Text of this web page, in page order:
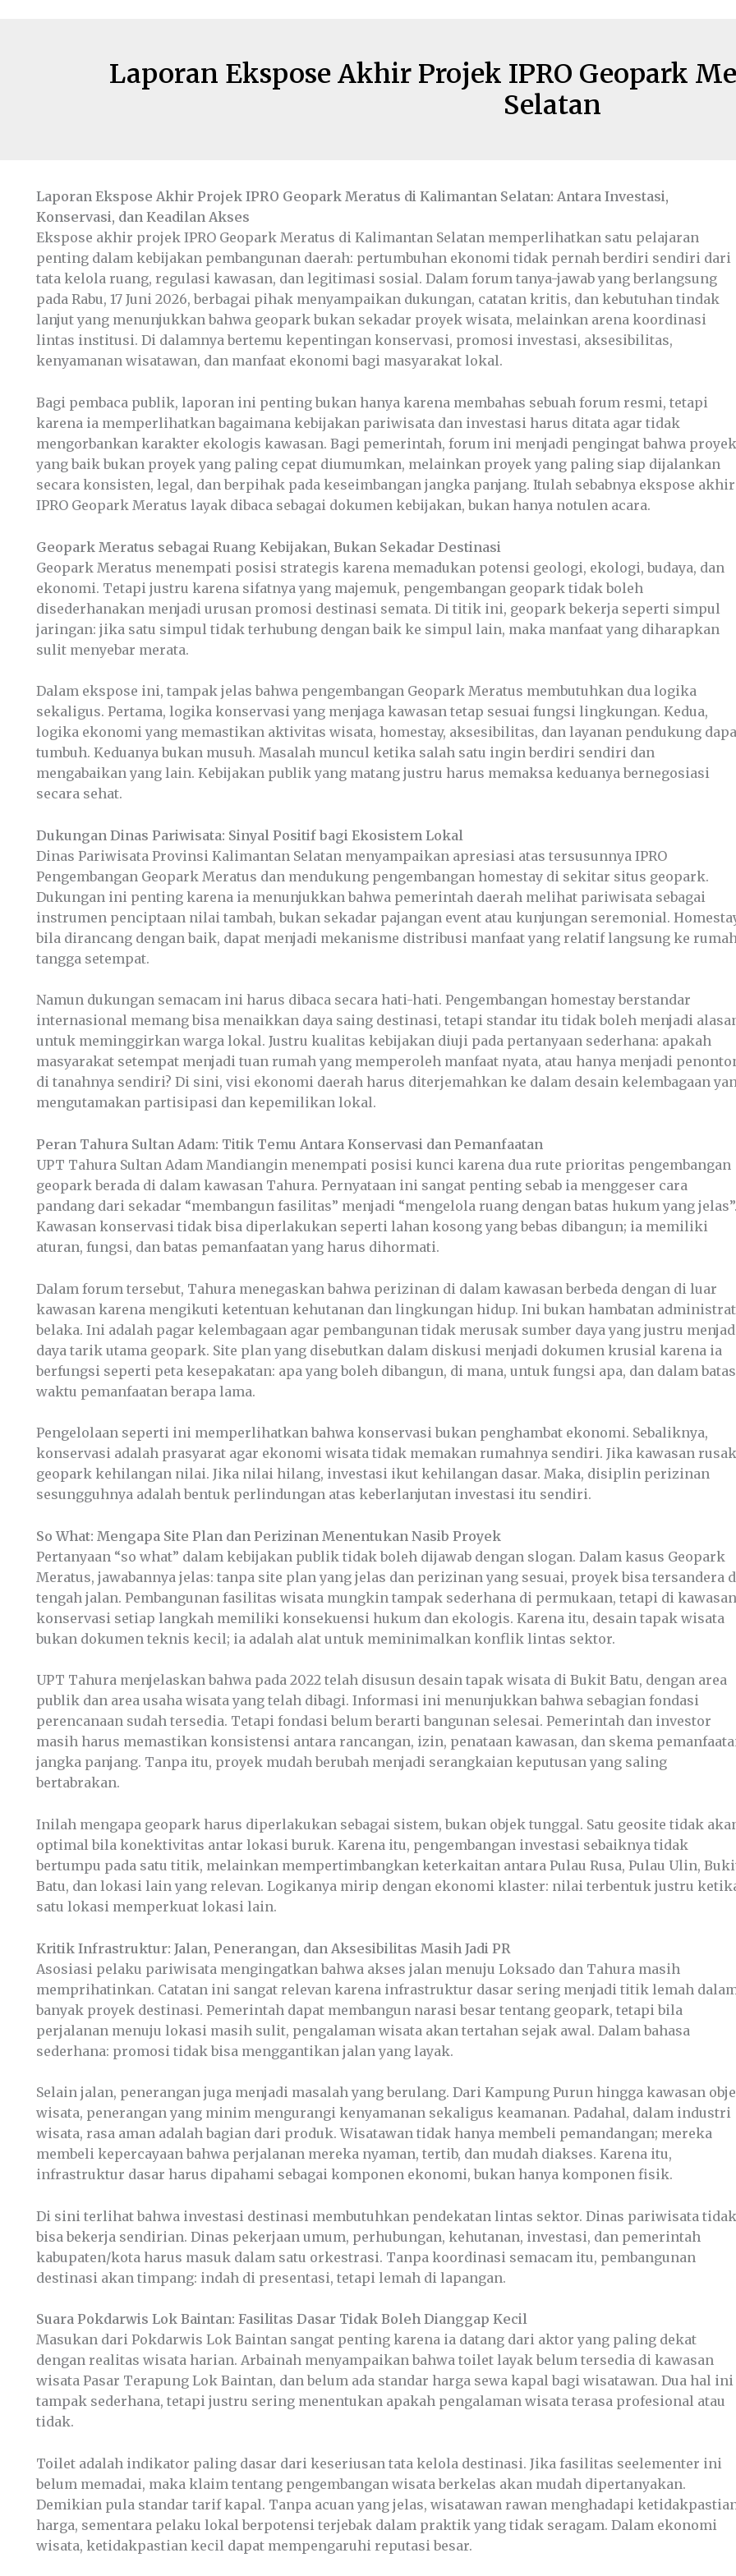
Laporan Ekspose Akhir Projek IPRO Geopark
Selatan
Laporan Ekspose Akhir Projek IPRO Geopark Meratus di Kalimantan Selatan: Antara Investasi,
Konservasi, dan Keadilan Akses
Ekspose akhir projek IPRO Geopark Meratus di Kalimantan Selatan memperlihatkan satu pelajaran
penting dalam kebijakan pembangunan daerah: pertumbuhan ekonomi tidak pernah berdiri sendiri dari
tata kelola ruang, regulasi kawasan, dan legitimasi sosial. Dalam forum tanya-jawab yang berlangsung
pada Rabu, 17 Juni 2026, berbagai pihak menyampaikan dukungan, catatan kritis, dan kebutuhan tindak
lanjut yang menunjukkan bahwa geopark bukan sekadar proyek wisata, melainkan arena koordinasi
lintas institusi. Di dalamnya bertemu kepentingan konservasi, promosi investasi, aksesibilitas,
kenyamanan wisatawan, dan manfaat ekonomi bagi masyarakat lokal.
Bagi pembaca publik, laporan ini penting bukan hanya karena membahas sebuah forum resmi, tetapi
karena ia memperlihatkan bagaimana kebijakan pariwisata dan investasi harus ditata agar tidak
mengorbankan karakter ekologis kawasan. Bagi pemerintah, forum ini menjadi pengingat bahwa proyek
yang baik bukan proyek yang paling cepat diumumkan, melainkan proyek yang paling siap dijalankan
secara konsisten, legal, dan berpihak pada keseimbangan jangka panjang. Itulah sebabnya ekspose akhir
IPRO Geopark Meratus layak dibaca sebagai dokumen kebijakan, bukan hanya notulen acara.
Geopark Meratus sebagai Ruang Kebijakan, Bukan Sekadar Destinasi
Geopark Meratus menempati posisi strategis karena memadukan potensi geologi, ekologi, budaya, dan
ekonomi. Tetapi justru karena sifatnya yang majemuk, pengembangan geopark tidak boleh
disederhanakan menjadi urusan promosi destinasi semata. Di titik ini, geopark bekerja seperti simpul
jaringan: jika satu simpul tidak terhubung dengan baik ke simpul lain, maka manfaat yang diharapkan
sulit menyebar merata.
Dalam ekspose ini, tampak jelas bahwa pengembangan Geopark Meratus membutuhkan dua logika
sekaligus. Pertama, logika konservasi yang menjaga kawasan tetap sesuai fungsi lingkungan. Kedua,
logika ekonomi yang memastikan aktivitas wisata, homestay, aksesibilitas, dan layanan pendukung
tumbuh. Keduanya bukan musuh. Masalah muncul ketika salah satu ingin berdiri sendiri dan
mengabaikan yang lain. Kebijakan publik yang matang justru harus memaksa keduanya bernegosiasi
secara sehat.
Dukungan Dinas Pariwisata: Sinyal Positif bagi Ekosistem Lokal
Dinas Pariwisata Provinsi Kalimantan Selatan menyampaikan apresiasi atas tersusunnya IPRO
Pengembangan Geopark Meratus dan mendukung pengembangan homestay di sekitar situs geopark.
Dukungan ini penting karena ia menunjukkan bahwa pemerintah daerah melihat pariwisata sebagai
instrumen penciptaan nilai tambah, bukan sekadar pajangan event atau kunjungan seremonial.
bila dirancang dengan baik, dapat menjadi mekanisme distribusi manfaat yang relatif langsung ke rumah
tangga setempat.
Namun dukungan semacam ini harus dibaca secara hati-hati. Pengembangan homestay berstandar
internasional memang bisa menaikkan daya saing destinasi, tetapi standar itu tidak boleh menjadi
untuk meminggirkan warga lokal. Justru kualitas kebijakan diuji pada pertanyaan sederhana: apakah
masyarakat setempat menjadi tuan rumah yang memperoleh manfaat nyata, atau hanya menjadi
di tanahnya sendiri? Di sini, visi ekonomi daerah harus diterjemahkan ke dalam desain kelembagaan
mengutamakan partisipasi dan kepemilikan lokal.
Peran Tahura Sultan Adam: Titik Temu Antara Konservasi dan Pemanfaatan
UPT Tahura Sultan Adam Mandiangin menempati posisi kunci karena dua rute prioritas pengembangan
geopark berada di dalam kawasan Tahura. Pernyataan ini sangat penting sebab ia menggeser cara
pandang dari sekadar “membangun fasilitas” menjadi “mengelola ruang dengan batas hukum yang jelas”.
Kawasan konservasi tidak bisa diperlakukan seperti lahan kosong yang bebas dibangun; ia memiliki
aturan, fungsi, dan batas pemanfaatan yang harus dihormati.
Dalam forum tersebut, Tahura menegaskan bahwa perizinan di dalam kawasan berbeda dengan di luar
kawasan karena mengikuti ketentuan kehutanan dan lingkungan hidup. Ini bukan hambatan
belaka. Ini adalah pagar kelembagaan agar pembangunan tidak merusak sumber daya yang justru
daya tarik utama geopark. Site plan yang disebutkan dalam diskusi menjadi dokumen krusial karena ia
berfungsi seperti peta kesepakatan: apa yang boleh dibangun, di mana, untuk fungsi apa, dan dalam batas
waktu pemanfaatan berapa lama.
Pengelolaan seperti ini memperlihatkan bahwa konservasi bukan penghambat ekonomi. Sebaliknya,
konservasi adalah prasyarat agar ekonomi wisata tidak memakan rumahnya sendiri. Jika kawasan
geopark kehilangan nilai. Jika nilai hilang, investasi ikut kehilangan dasar. Maka, disiplin perizinan
sesungguhnya adalah bentuk perlindungan atas keberlanjutan investasi itu sendiri.
So What: Mengapa Site Plan dan Perizinan Menentukan Nasib Proyek
Pertanyaan “so what” dalam kebijakan publik tidak boleh dijawab dengan slogan. Dalam kasus Geopark
Meratus, jawabannya jelas: tanpa site plan yang jelas dan perizinan yang sesuai, proyek bisa tersandera
tengah jalan. Pembangunan fasilitas wisata mungkin tampak sederhana di permukaan, tetapi di kawasan
konservasi setiap langkah memiliki konsekuensi hukum dan ekologis. Karena itu, desain tapak wisata
bukan dokumen teknis kecil; ia adalah alat untuk meminimalkan konflik lintas sektor.
UPT Tahura menjelaskan bahwa pada 2022 telah disusun desain tapak wisata di Bukit Batu, dengan area
publik dan area usaha wisata yang telah dibagi. Informasi ini menunjukkan bahwa sebagian fondasi
perencanaan sudah tersedia. Tetapi fondasi belum berarti bangunan selesai. Pemerintah dan investor
masih harus memastikan konsistensi antara rancangan, izin, penataan kawasan, dan skema
jangka panjang. Tanpa itu, proyek mudah berubah menjadi serangkaian keputusan yang saling
bertabrakan.
Inilah mengapa geopark harus diperlakukan sebagai sistem, bukan objek tunggal. Satu geosite tidak
optimal bila konektivitas antar lokasi buruk. Karena itu, pengembangan investasi sebaiknya tidak
bertumpu pada satu titik, melainkan mempertimbangkan keterkaitan antara Pulau Rusa, Pulau Ulin,
Batu, dan lokasi lain yang relevan. Logikanya mirip dengan ekonomi klaster: nilai terbentuk justru
satu lokasi memperkuat lokasi lain.
Kritik Infrastruktur: Jalan, Penerangan, dan Aksesibilitas Masih Jadi PR
Asosiasi pelaku pariwisata mengingatkan bahwa akses jalan menuju Loksado dan Tahura masih
memprihatinkan. Catatan ini sangat relevan karena infrastruktur dasar sering menjadi titik lemah
banyak proyek destinasi. Pemerintah dapat membangun narasi besar tentang geopark, tetapi bila
perjalanan menuju lokasi masih sulit, pengalaman wisata akan tertahan sejak awal. Dalam bahasa
sederhana: promosi tidak bisa menggantikan jalan yang layak.
Selain jalan, penerangan juga menjadi masalah yang berulang. Dari Kampung Purun hingga kawasan
wisata, penerangan yang minim mengurangi kenyamanan sekaligus keamanan. Padahal, dalam industri
wisata, rasa aman adalah bagian dari produk. Wisatawan tidak hanya membeli pemandangan; mereka
membeli kepercayaan bahwa perjalanan mereka nyaman, tertib, dan mudah diakses. Karena itu,
infrastruktur dasar harus dipahami sebagai komponen ekonomi, bukan hanya komponen fisik.
Di sini terlihat bahwa investasi destinasi membutuhkan pendekatan lintas sektor. Dinas pariwisata tidak
bisa bekerja sendirian. Dinas pekerjaan umum, perhubungan, kehutanan, investasi, dan pemerintah
kabupaten/kota harus masuk dalam satu orkestrasi. Tanpa koordinasi semacam itu, pembangunan
destinasi akan timpang: indah di presentasi, tetapi lemah di lapangan.
Suara Pokdarwis Lok Baintan: Fasilitas Dasar Tidak Boleh Dianggap Kecil
Masukan dari Pokdarwis Lok Baintan sangat penting karena ia datang dari aktor yang paling dekat
dengan realitas wisata harian. Arbainah menyampaikan bahwa toilet layak belum tersedia di kawasan
wisata Pasar Terapung Lok Baintan, dan belum ada standar harga sewa kapal bagi wisatawan. Dua hal ini
tampak sederhana, tetapi justru sering menentukan apakah pengalaman wisata terasa profesional atau
tidak.
Toilet adalah indikator paling dasar dari keseriusan tata kelola destinasi. Jika fasilitas seelementer ini
belum memadai, maka klaim tentang pengembangan wisata berkelas akan mudah dipertanyakan.
Demikian pula standar tarif kapal. Tanpa acuan yang jelas, wisatawan rawan menghadapi
harga, sementara pelaku lokal berpotensi terjebak dalam praktik yang tidak seragam. Dalam ekonomi
wisata, ketidakpastian kecil dapat mempengaruhi reputasi besar.